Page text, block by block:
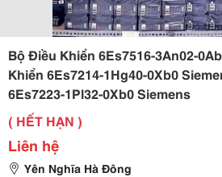
Bộ Điều Khiển 6Es7516-3An02-
Khiển 6Es7214-1Hg40-0Xb0
6Es7223-1Pl32-0Xb0 Siemens
( HẾT HẠN )
Liên hệ
Yên Nghĩa Hà Đông